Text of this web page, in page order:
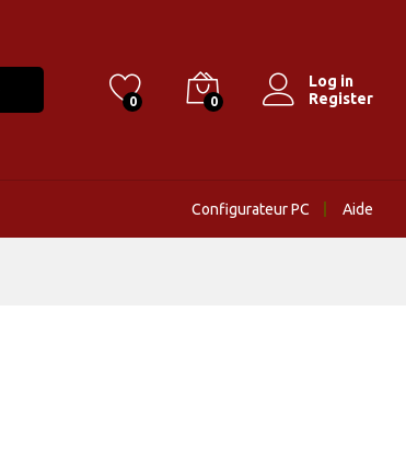
0 0
Log in
Register
Configurateur PC Aide